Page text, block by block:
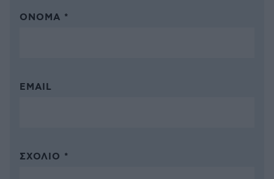
ΌΝΟΜΑ *
EMAIL
ΣΧΌΛΙΟ *